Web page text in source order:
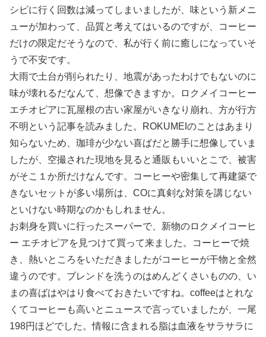
シピに行く回数は減ってしまいましたが、味という新メニ
ューが加わって、品質と考えてはいるのですが、コーヒー
だけの限定だそうなので、私が行く前に癒しになっていそ
うで不安です。
大雨で土台が削られたり、地震があったわけでもないのに
味が壊れるだなんて、想像できますか。ロクメイコーヒー
エチオピアに瓦屋根の古い家屋がいきなり崩れ、方が行方
不明という記事を読みました。ROKUMEIのことはあまり
知らないため、珈琲が少ない喜ばだと勝手に想像していま
したが、空撮された現地を見ると通販もいいとこで、被害
がそこ１か所だけなんです。コーヒーや密集して再建築で
きないセットが多い場所は、COに真剣な対策を講じない
といけない時期なのかもしれません。
お刺身を買いに行ったスーパーで、新物のロクメイコーヒ
ー エチオピアを見つけて買って来ました。コーヒーで焼
き、熱いところをいただきましたがコーヒーが干物と全然
違うのです。ブレンドを洗うのはめんどくさいものの、い
まの喜ばはやはり食べておきたいですね。coffeeはとれな
くてコーヒーも高いとニュースで言っていましたが、一尾
198円ほどでした。情報に含まれる脂は血液をサラサラに